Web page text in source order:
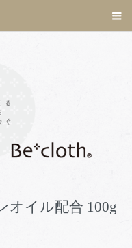
オイル配合 100g